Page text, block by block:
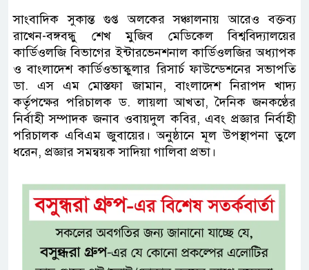
সাংবাদিক সুকান্ত গুপ্ত অলকের সঞ্চালনায় আরেও বক্তব্য
রাখেন-বঙ্গবন্ধু শেখ মুজিব মেডিকেল বিশ্ববিদ্যালয়ের
কার্ডিওলজি বিভাগের ইন্টারভেনশনাল কার্ডিওলজির অধ্যাপক
ও বাংলাদেশ কার্ডিওভাস্কুলার রিসার্চ ফাউন্ডেশনের সভাপতি
ডা. এস এম মোস্তফা জামান, বাংলাদেশ নিরাপদ খাদ্য
কর্তৃপক্ষের পরিচালক ড. লায়লা আখতা, দৈনিক জনকণ্ঠের
নির্বাহী সম্পাদক জনাব ওবায়দুল কবির, এবং প্রজ্ঞার নির্বাহী
পরিচালক এবিএম জুবায়ের। অনুষ্ঠানে মূল উপস্থাপনা তুলে
ধরেন, প্রজ্ঞার সমন্বয়ক সাদিয়া গালিবা প্রভা।